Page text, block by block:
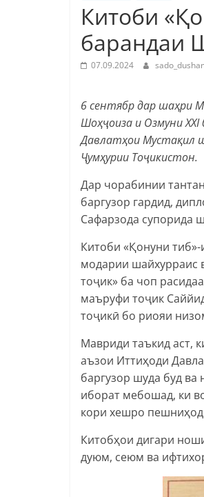
Китоби
барандаи
07.09.2024
6 сентябр дар шаҳри
Шоҳҷоиза и Озмуни
Давлатҳои Мустақил
Ҷумҳурии Тоҷикистон.
Дар чорабинии
баргузор гардид,
Сафарзода супорида
Китоби «Қонуни
модарии шайхурраис
тоҷик» ба чоп
маъруфи тоҷик
тоҷикӣ бо риояи
Мавриди таъкид аст,
аъзои Иттиҳоди
баргузор шуда буд
иборат мебошад, ки
кори хешро
Китобҳои дигари
дуюм, сеюм ва